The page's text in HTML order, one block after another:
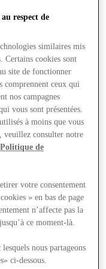
respect de
similaires mis
Certains cookies sont
site de fonctionner
comprennent ceux qui
nos campagnes
vous sont présentées.
à moins que vous
veuillez consulter notre
Politique de
votre consentement
» en bas de page
n’affecte pas la
ce moment-là.
nous partageons
ci-dessous.